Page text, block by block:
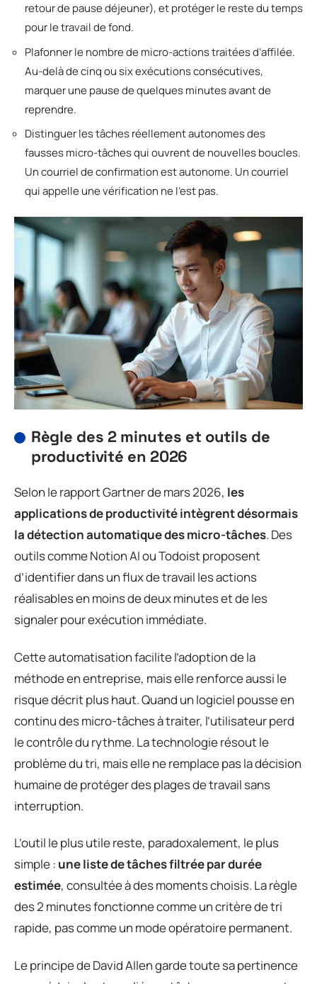
retour de pause déjeuner), et protéger le reste du temps
pour le travail de fond.
Plafonner le nombre de micro-actions traitées d’affilée.
Au-delà de cinq ou six exécutions consécutives,
marquer une pause de quelques minutes avant de
reprendre.
Distinguer les tâches réellement autonomes des
fausses micro-tâches qui ouvrent de nouvelles boucles.
Un courriel de confirmation est autonome. Un courriel
qui appelle une vérification ne l’est pas.
Règle des 2 minutes et outils de
productivité en 2026
Selon le rapport Gartner de mars 2026, les
applications de productivité intègrent désormais
la détection automatique des micro-tâches. Des
outils comme Notion AI ou Todoist proposent
d’identifier dans un flux de travail les actions
réalisables en moins de deux minutes et de les
signaler pour exécution immédiate.
Cette automatisation facilite l’adoption de la
méthode en entreprise, mais elle renforce aussi le
risque décrit plus haut. Quand un logiciel pousse en
continu des micro-tâches à traiter, l’utilisateur perd
le contrôle du rythme. La technologie résout le
problème du tri, mais elle ne remplace pas la décision
humaine de protéger des plages de travail sans
interruption.
L’outil le plus utile reste, paradoxalement, le plus
simple : une liste de tâches filtrée par durée
estimée, consultée à des moments choisis. La règle
des 2 minutes fonctionne comme un critère de tri
rapide, pas comme un mode opératoire permanent.
Le principe de David Allen garde toute sa pertinence